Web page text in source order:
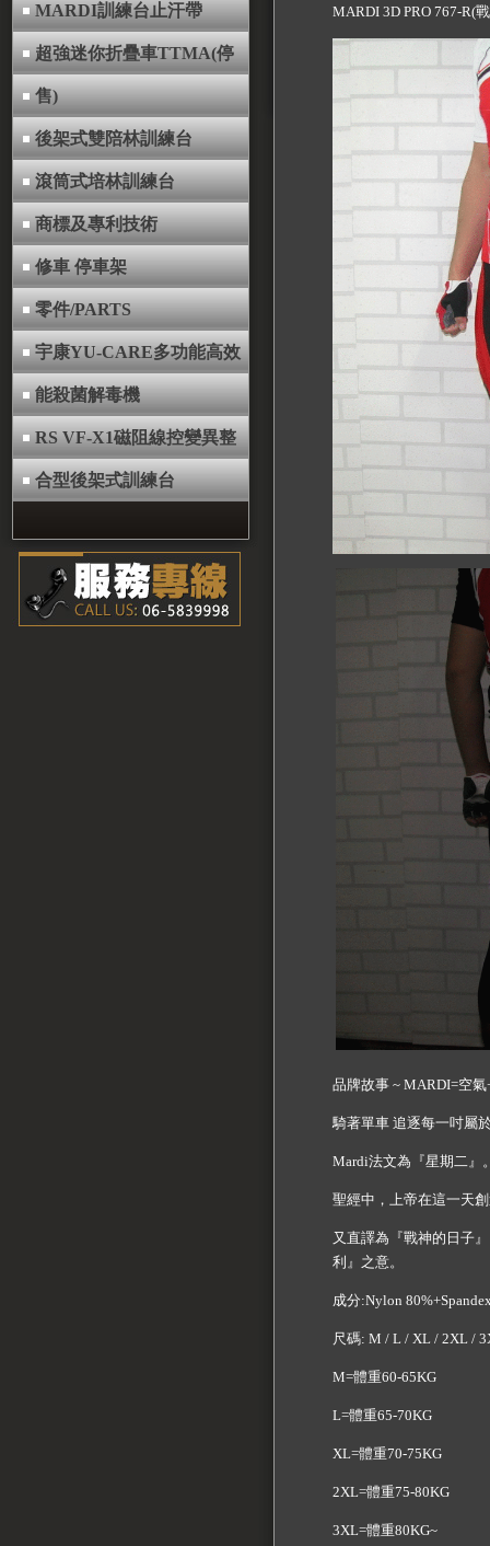
MARDI訓練台止汗帶
超強迷你折疊車TTMA(停
售)
後架式雙陪林訓練台
滾筒式培林訓練台
商標及專利技術
修車 停車架
零件/PARTS
宇康YU-CARE多功能高效
能殺菌解毒機
RS VF-X1磁阻線控變異整
合型後架式訓練台
MARDI 3D PRO 767-R(
品牌故事 ~ MARDI=空
騎著單車 追逐每一吋屬
Mardi法文為『星期二』
聖經中，上帝在這一天
又直譯為『戰神的日子
利』之意。
成分:Nylon
尺碼: M / L / XL / 2XL /
M=體重60-65KG
L=體重65-70KG
XL=體重70-75KG
2XL=體重75-80KG
3XL=體重80KG~